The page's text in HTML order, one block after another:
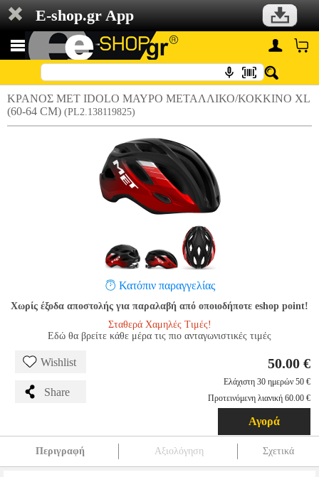
E-shop.gr App
ΚΡΑΝΟΣ MET IDOLO ΜΑΥΡΟ ΜΕΤΑΛΛΙΚΟ/ΚΟΚΚΙΝΟ XL
(60-64 CM) (PL2.138119825)
Κατόπιν παραγγελίας
Χωρίς έξοδα αποστολής για παραλαβή από οποιοδήποτε eshop point!
Σταθερά Χαμηλές Τιμές!
Εδώ θα βρείτε κάθε μέρα τις πιο ανταγωνιστικές τιμές
Wishlist
Share
50.00 €
Ελάχιστη 30 ημερών 50 €
Προτεινόμενη λιανική 60.00 €
Αγορά
Περιγραφή Αξιολόγηση Σχετικά